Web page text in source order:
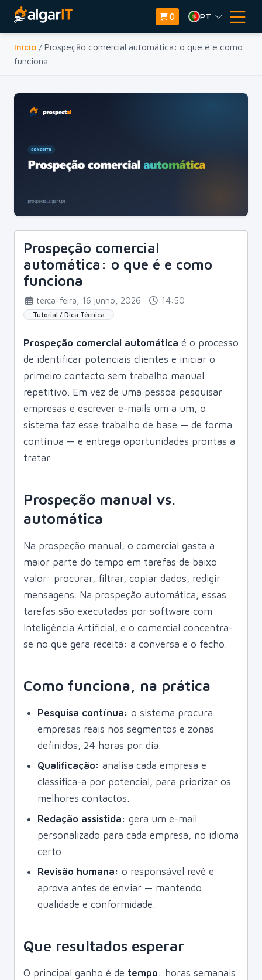
0 PT
Inicio / Prospeção comercial automática: o que é e como
funciona
Prospeção comercial
automática: o que é e como
funciona
terça-feira, 16 junho, 2026 14:50
Tutorial / Dica Técnica
Prospeção comercial automática é o processo
de identificar potenciais clientes e iniciar o
primeiro contacto sem trabalho manual
repetitivo. Em vez de uma pessoa pesquisar
empresas e escrever e-mails um a um, o
sistema faz esse trabalho de base — de forma
contínua — e entrega oportunidades prontas a
tratar.
Prospeção manual vs.
automática
Na prospeção manual, o comercial gasta a
maior parte do tempo em tarefas de baixo
valor: procurar, filtrar, copiar dados, redigir
mensagens. Na prospeção automática, essas
tarefas são executadas por software com
Inteligência Artificial, e o comercial concentra-
se no que gera receita: a conversa e o fecho.
Como funciona, na prática
Pesquisa contínua: o sistema procura
empresas reais nos segmentos e zonas
definidos, 24 horas por dia.
Qualificação: analisa cada empresa e
classifica-a por potencial, para priorizar os
melhores contactos.
Redação assistida: gera um e-mail
personalizado para cada empresa, no idioma
certo.
Revisão humana: o responsável revê e
aprova antes de enviar — mantendo
qualidade e conformidade.
Que resultados esperar
O principal ganho é de tempo: horas semanais